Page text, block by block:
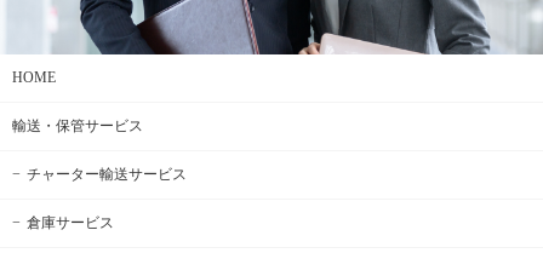
HOME
輸送・保管サービス
チャーター輸送サービス
倉庫サービス